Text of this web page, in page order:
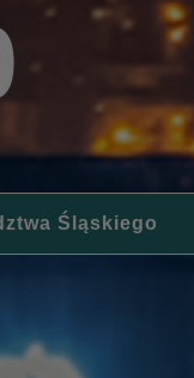
Śląskiego